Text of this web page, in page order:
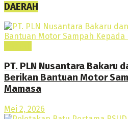
DAERAH
PT. PLN Nusantara Bakaru
Berikan Bantuan Motor
Mamasa
Mei 2, 2026